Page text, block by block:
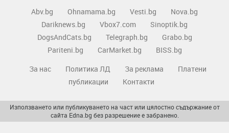
Abv.bg Ohnamama.bg Vesti.bg
Nova.bg
Dariknews.bg
Vbox7.com
Sinoptik.bg
DogsAndCats.bg
Telegraph.bg
Grabo.bg
Pariteni.bg
CarMarket.bg
BISS.bg
За нас
Политика ЛД За реклама
Платени
публикации
Контакти
Използването или публикуването на част или цялостно съдържание от
сайта Edna.bg без разрешение е забранено.